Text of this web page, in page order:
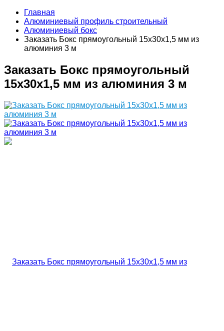
Главная
Алюминиевый профиль строительный
Алюминиевый бокс
Заказать Бокс прямоугольный 15х30х1,5 мм из
алюминия 3 м
Заказать Бокс прямоугольный
15х30х1,5 мм из алюминия 3 м